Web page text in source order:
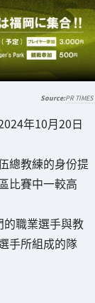
PR TIMES
年10月20日
總教練的身份提
比賽中一較高
職業選手與教
手所組成的隊